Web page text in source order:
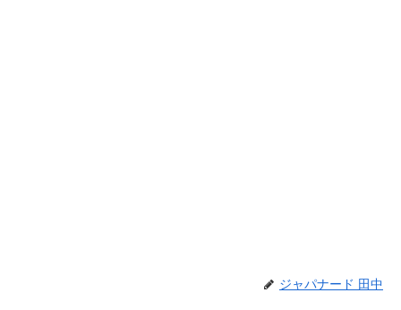
ジャパナード 田中